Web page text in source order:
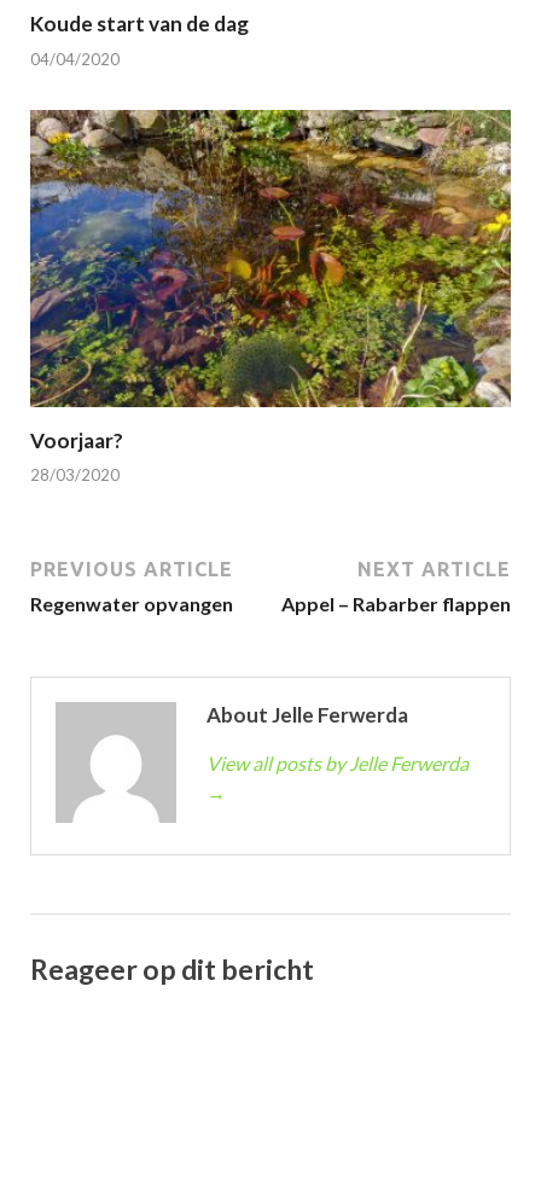
Koude start van de dag
04/04/2020
Voorjaar?
28/03/2020
PREVIOUS ARTICLE
Regenwater opvangen
NEXT ARTICLE
Appel – Rabarber flappen
About Jelle Ferwerda
View all posts by Jelle Ferwerda
→
Reageer op dit bericht